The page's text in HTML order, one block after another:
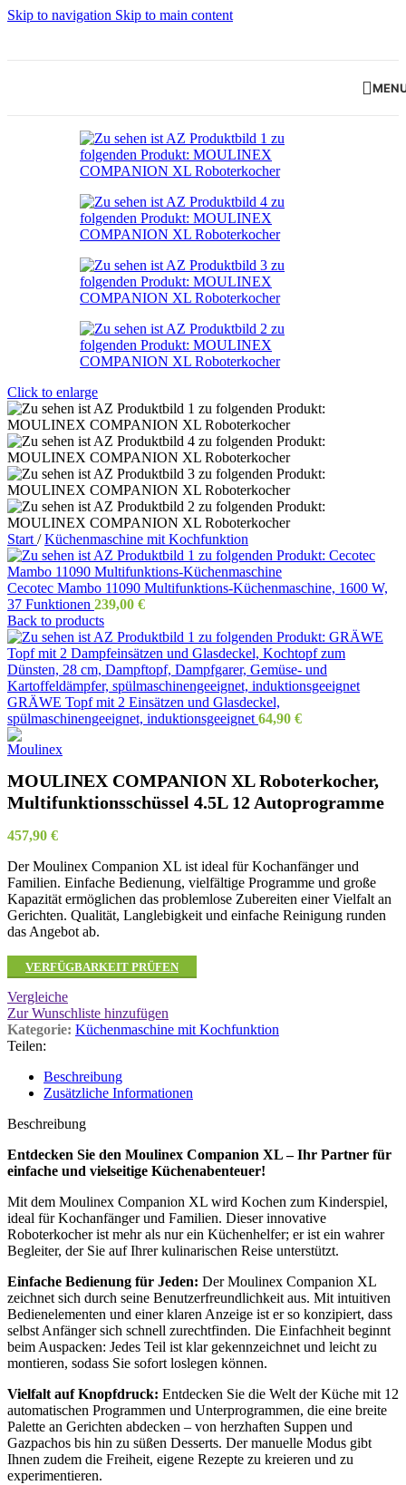
Skip to navigation Skip to main content
Click to enlarge
Start / Küchenmaschine mit Kochfunktion
Cecotec Mambo 11090 Multifunktions-Küchenmaschine, 1600 W,
37 Funktionen 239,00 €
Back to products
GRÄWE Topf mit 2 Einsätzen und Glasdeckel,
spülmaschinengeeignet, induktionsgeeignet 64,90 €
MOULINEX COMPANION XL Roboterkocher,
Multifunktionsschüssel 4.5L 12 Autoprogramme
457,90 €
Der Moulinex Companion XL ist ideal für Kochanfänger und
Familien. Einfache Bedienung, vielfältige Programme und große
Kapazität ermöglichen das problemlose Zubereiten einer Vielfalt an
Gerichten. Qualität, Langlebigkeit und einfache Reinigung runden
das Angebot ab.
VERFÜGBARKEIT PRÜFEN
Vergleiche
Zur Wunschliste hinzufügen
Kategorie: Küchenmaschine mit Kochfunktion
Teilen:
Beschreibung
Zusätzliche Informationen
Beschreibung
Entdecken Sie den Moulinex Companion XL – Ihr Partner für
einfache und vielseitige Küchenabenteuer!
Mit dem Moulinex Companion XL wird Kochen zum Kinderspiel,
ideal für Kochanfänger und Familien. Dieser innovative
Roboterkocher ist mehr als nur ein Küchenhelfer; er ist ein wahrer
Begleiter, der Sie auf Ihrer kulinarischen Reise unterstützt.
Einfache Bedienung für Jeden: Der Moulinex Companion XL
zeichnet sich durch seine Benutzerfreundlichkeit aus. Mit intuitiven
Bedienelementen und einer klaren Anzeige ist er so konzipiert, dass
selbst Anfänger sich schnell zurechtfinden. Die Einfachheit beginnt
beim Auspacken: Jedes Teil ist klar gekennzeichnet und leicht zu
montieren, sodass Sie sofort loslegen können.
Vielfalt auf Knopfdruck: Entdecken Sie die Welt der Küche mit 12
automatischen Programmen und Unterprogrammen, die eine breite
Palette an Gerichten abdecken – von herzhaften Suppen und
Gazpachos bis hin zu süßen Desserts. Der manuelle Modus gibt
Ihnen zudem die Freiheit, eigene Rezepte zu kreieren und zu
experimentieren.